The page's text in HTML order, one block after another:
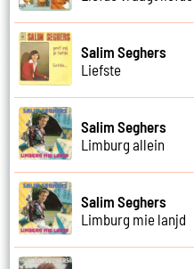
Salim Seghers
Liefste
Salim Seghers
Limburg allein
Salim Seghers
Limburg mie lanjd